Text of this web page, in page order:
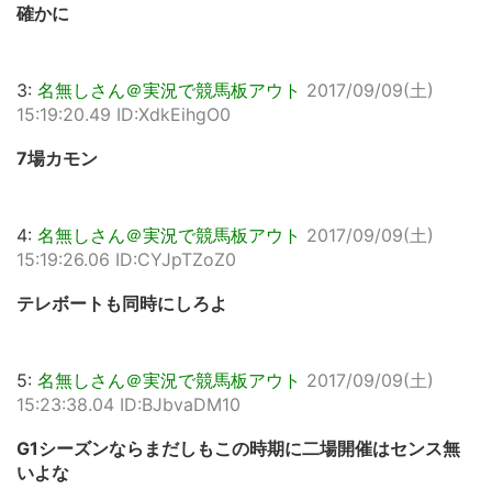
確かに
3: 名無しさん＠実況で競馬板アウト 2017/09/09(土)
15:19:20.49 ID:XdkEihgO0
7場カモン
4: 名無しさん＠実況で競馬板アウト 2017/09/09(土)
15:19:26.06 ID:CYJpTZoZ0
テレボートも同時にしろよ
5: 名無しさん＠実況で競馬板アウト 2017/09/09(土)
15:23:38.04 ID:BJbvaDM10
G1シーズンならまだしもこの時期に二場開催はセンス無
いよな